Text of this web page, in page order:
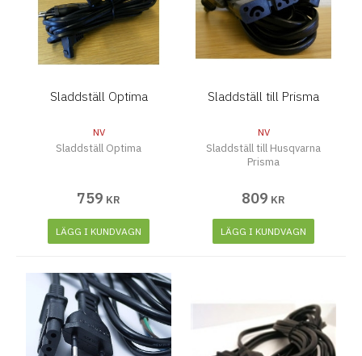
Sladdställ Optima
NV
Sladdställ Optima
759 KR
LÄGG I KUNDVAGN
Sladdställ till Prisma
NV
Sladdställ till Husqvarna
Prisma
809 KR
LÄGG I KUNDVAGN